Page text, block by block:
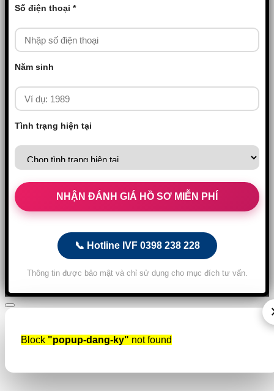
Số điện thoại *
Năm sinh
Tình trạng hiện tại
📞 Hotline IVF 0398 238 228
Thông tin được bảo mật và chỉ sử dụng cho mục đích tư vấn.
Block "popup-dang-ky" not found